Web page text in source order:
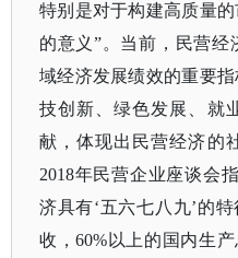
特别是对于构建高质量
的意义”。当前，民营经
域经济发展绩效的重要
技创新、绿色发展、就
献，体现出民营经济的
2018年民营企业座谈会
济具有‘五六七八九’的
收，60%以上的国内生